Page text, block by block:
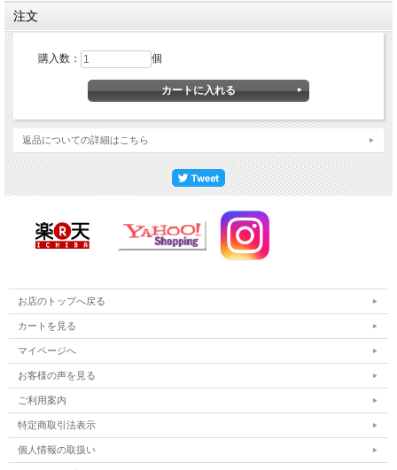
注文
購入数： 個
返品についての詳細はこちら
お店のトップへ戻る
カートを見る
マイページへ
お客様の声を見る
ご利用案内
特定商取引法表示
個人情報の取扱い